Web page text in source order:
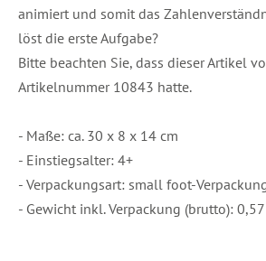
animiert und somit das
löst die erste Aufgabe?
Bitte beachten Sie, dass dieser Artikel
Artikelnummer 10843 hatte.
- Maße: ca. 30 x 8 x 14 cm
- Einstiegsalter: 4+
- Verpackungsart: small foot-
- Gewicht inkl. Verpackung (brutto):